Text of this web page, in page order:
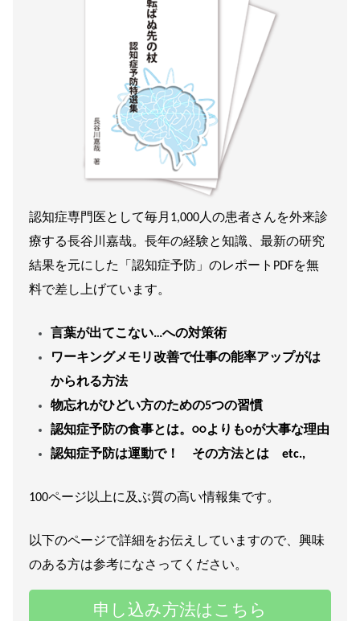
認知症専門医として毎月1,000人の患者さんを外来診
療する長谷川嘉哉。長年の経験と知識、最新の研究
結果を元にした「認知症予防」のレポートPDFを無
料で差し上げています。
言葉が出てこない…への対策術
ワーキングメモリ改善で仕事の能率アップがは
かられる方法
物忘れがひどい方のための5つの習慣
認知症予防の食事とは。○○よりも○が大事な理由
認知症予防は運動で！ その方法とは etc.,
100ページ以上に及ぶ質の高い情報集です。
以下のページで詳細をお伝えしていますので、興味
のある方は参考になさってください。
申し込み方法はこちら